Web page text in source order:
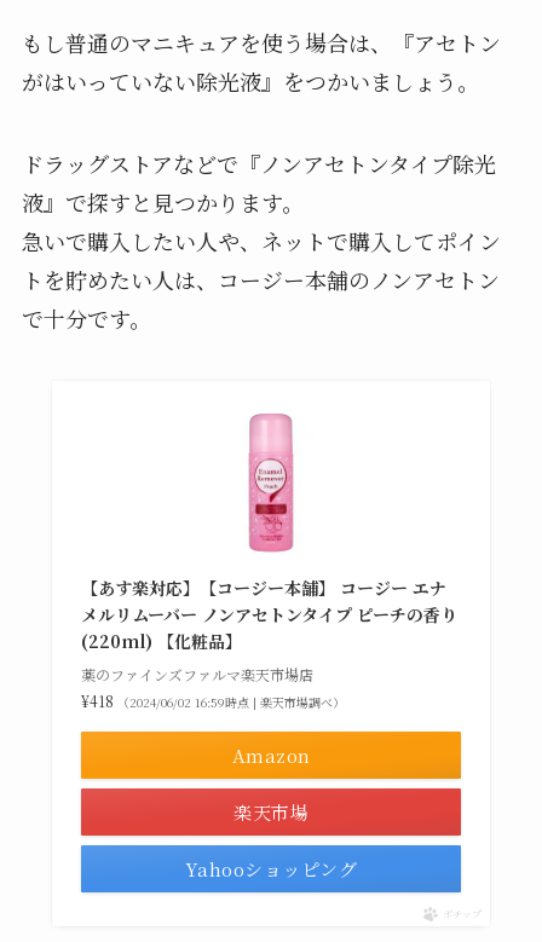
もし普通のマニキュアを使う場合は、『アセトン
がはいっていない除光液』をつかいましょう。
ドラッグストアなどで『ノンアセトンタイプ除光
液』で探すと見つかります。
急いで購入したい人や、ネットで購入してポイン
トを貯めたい人は、コージー本舗のノンアセトン
で十分です。
【あす楽対応】【コージー本舗】 コージー エナ
メルリムーバー ノンアセトンタイプ ピーチの香り
(220ml) 【化粧品】
薬のファインズファルマ楽天市場店
¥418
（2024/06/02 16:59時点 | 楽天市場調べ）
Amazon
楽天市場
Yahooショッピング
ポチップ